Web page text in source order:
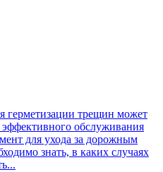
герметизации трещин может
обслуживания
для ухода за дорожным
знать, в каких случаях